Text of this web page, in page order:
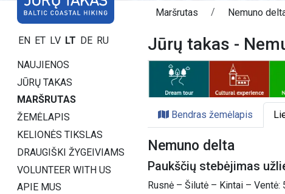
EN ET LV LT DE RU
NAUJIENOS
JŪRŲ TAKAS
MARŠRUTAS
ŽEMĖLAPIS
KELIONĖS TIKSLAS
DRAUGIŠKI ŽYGEIVIAMS
VOLUNTEER WITH US
APIE MUS
Maršrutas Nemuno
Jūrų takas -
Bendras žemėlapis
Nemuno delta
Paukščių stebėjimas
Rusnė – Šilutė – Kintai – Ventė: